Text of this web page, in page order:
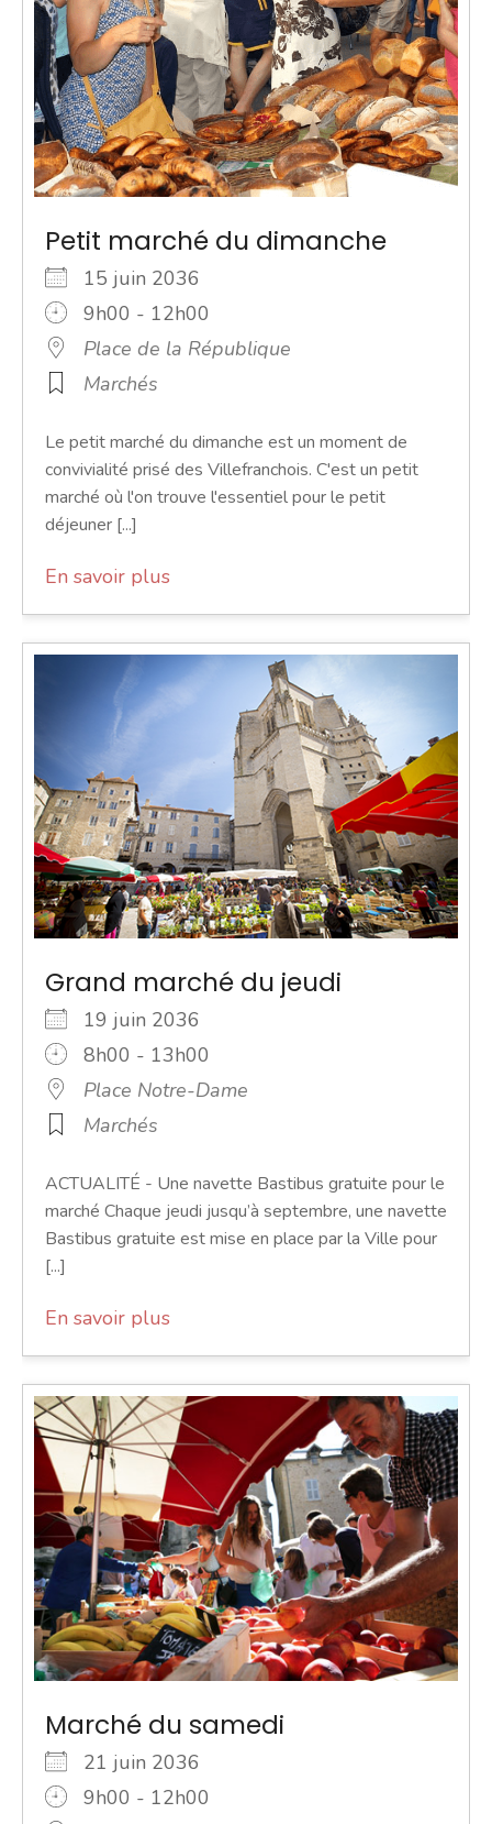
Petit marché du dimanche
15 juin 2036
9h00 - 12h00
Place de la République
Marchés
Le petit marché du dimanche est un moment de
convivialité prisé des Villefranchois. C'est un petit
marché où l'on trouve l'essentiel pour le petit
déjeuner [...]
En savoir plus
Grand marché du jeudi
19 juin 2036
8h00 - 13h00
Place Notre-Dame
Marchés
ACTUALITÉ - Une navette Bastibus gratuite pour le
marché Chaque jeudi jusqu’à septembre, une navette
Bastibus gratuite est mise en place par la Ville pour
[...]
En savoir plus
Marché du samedi
21 juin 2036
9h00 - 12h00